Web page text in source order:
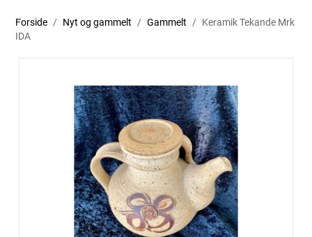
Forside Nyt og gammelt Gammelt
Keramik Tekande Mrk
IDA